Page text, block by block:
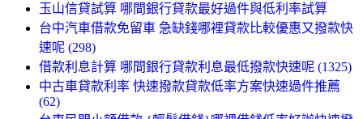
玉山信貸試算 哪間銀行貸款最好過件與低利率試算
台中汽車借款免留車 急缺錢哪裡貸款比較優惠又撥款快
速呢 (298)
借款利息計算 哪間銀行貸款利息最低撥款快速呢 (1325)
中古車貸款利率 快速撥款貸款低率方案快速過件推薦
(62)